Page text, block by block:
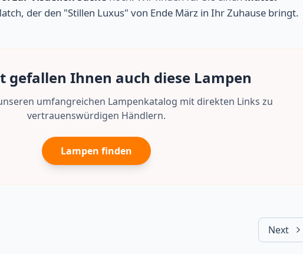
der den "Stillen Luxus" von Ende März in Ihr Zuhause bringt.
gefallen Ihnen auch diese Lampen
umfangreichen Lampenkatalog mit direkten Links zu
vertrauenswürdigen Händlern.
Lampen finden
Next